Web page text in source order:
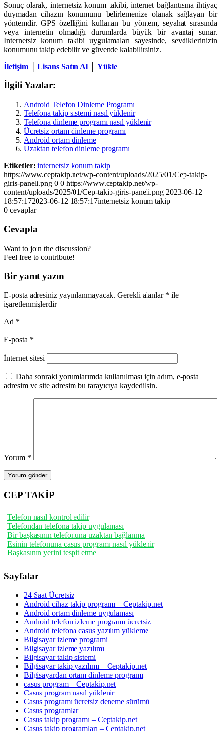
Sonuç olarak, internetsiz konum takibi, internet bağlantısına ihtiyaç
duymadan cihazın konumunu belirlemenize olanak sağlayan bir
yöntemdir. GPS özelliğini kullanan bu yöntem, seyahat sırasında
veya internetin olmadığı durumlarda büyük bir avantaj sunar.
İnternetsiz konum takibi uygulamaları sayesinde, sevdiklerinizin
konumunu takip edebilir ve güvende kalabilirsiniz.
İletişim
Lisans Satın Al Yükle
İlgili Yazılar:
Android Telefon Dinleme Programı
Telefona takip sistemi nasıl yüklenir
Telefona dinleme programı nasıl yüklenir
Ücretsiz ortam dinleme programı
Android ortam dinleme
Uzaktan telefon dinleme programı
Etiketler: internetsiz konum takip
https://www.ceptakip.net/wp-content/uploads/2025/01/Cep-takip-
giris-paneli.png 0 0 https://www.ceptakip.net/wp-
content/uploads/2025/01/Cep-takip-giris-paneli.png 2023-06-12
18:57:172023-06-12 18:57:17internetsiz konum takip
0 cevaplar
Cevapla
Want to join the discussion?
Feel free to contribute!
Bir yanıt yazın
E-posta adresiniz yayınlanmayacak. Gerekli alanlar * ile
işaretlenmişlerdir
Ad *
E-posta *
İnternet sitesi
Daha sonraki yorumlarımda kullanılması için adım, e-posta
adresim ve site adresim bu tarayıcıya kaydedilsin.
Yorum *
CEP TAKİP
Telefon nasıl kontrol edilir
Telefondan telefona takip uygulaması
Bir başkasının telefonuna uzaktan bağlanma
Esinin telefonuna casus programı nasıl yüklenir
Başkasının yerini tespit etme
Sayfalar
24 Saat Ücretsiz
Android cihaz takip programı – Ceptakip.net
Android ortam dinleme uygulaması
Android telefon izleme programı ücretsiz
Android telefona casus yazılım yükleme
Bilgisayar izleme programi
Bilgisayar izleme yazılımı
Bilgisayar takip sistemi
Bilgisayar takip yazılımı – Ceptakip.net
Bilgisayardan ortam dinleme programı
casus program – Ceptakip.net
Casus program nasıl yüklenir
Casus programı ücretsiz deneme sürümü
Casus programlar
Casus takip programı – Ceptakip.net
Casus takip programları – Ceptakip.net